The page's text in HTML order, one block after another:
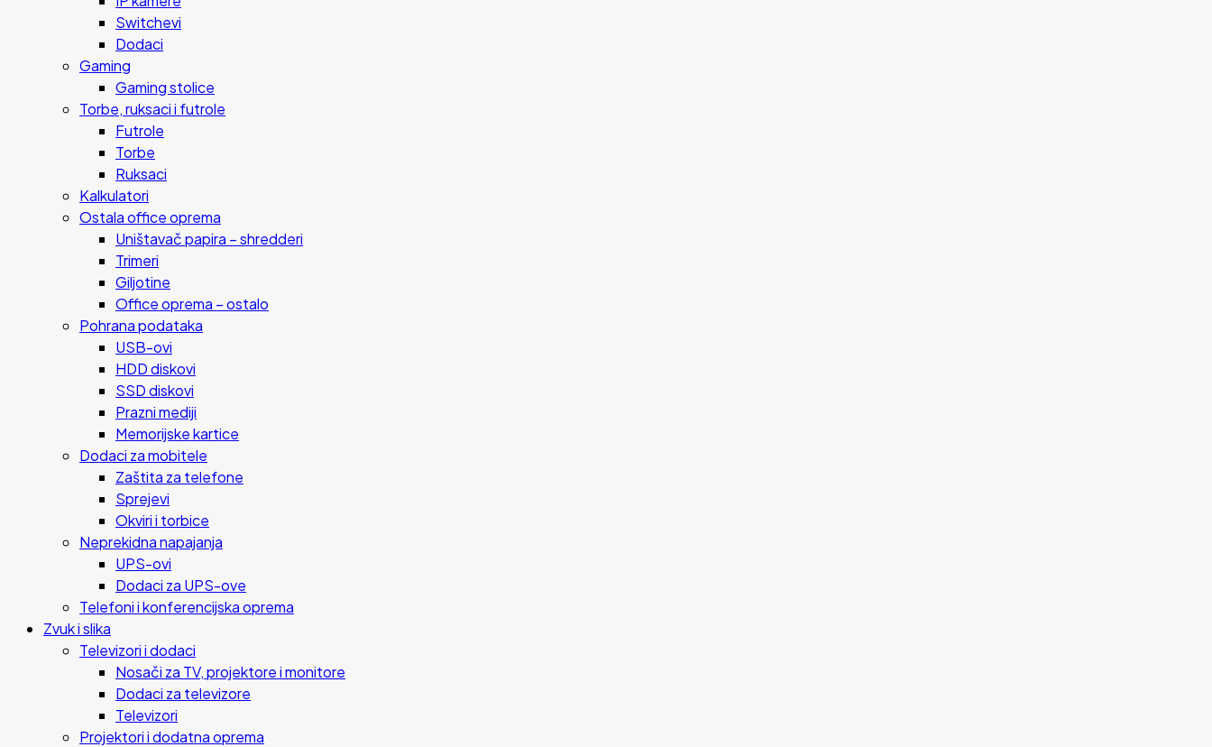
Switchevi
Dodaci
Gaming
Gaming stolice
Torbe, ruksaci i futrole
Futrole
Torbe
Ruksaci
Kalkulatori
Ostala office oprema
Uništavač papira – shredderi
Trimeri
Giljotine
Office oprema – ostalo
Pohrana podataka
USB-ovi
HDD diskovi
SSD diskovi
Prazni mediji
Memorijske kartice
Dodaci za mobitele
Zaštita za telefone
Sprejevi
Okviri i torbice
Neprekidna napajanja
UPS-ovi
Dodaci za UPS-ove
Telefoni i konferencijska oprema
Zvuk i slika
Televizori i dodaci
Nosači za TV, projektore i monitore
Dodaci za televizore
Televizori
Projektori i dodatna oprema